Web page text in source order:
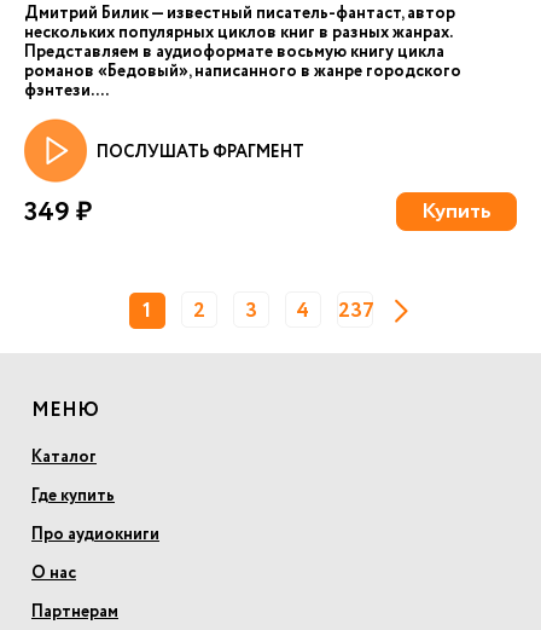
Дмитрий Билик — известный писатель-фантаст, автор
нескольких популярных циклов книг в разных жанрах.
Представляем в аудиоформате восьмую книгу цикла
романов «Бедовый», написанного в жанре городского
фэнтези. ...
ПОСЛУШАТЬ ФРАГМЕНТ
349 ₽ Купить
1 2 3 4 237
МЕНЮ
Каталог
Где купить
Про аудиокниги
О нас
Партнерам